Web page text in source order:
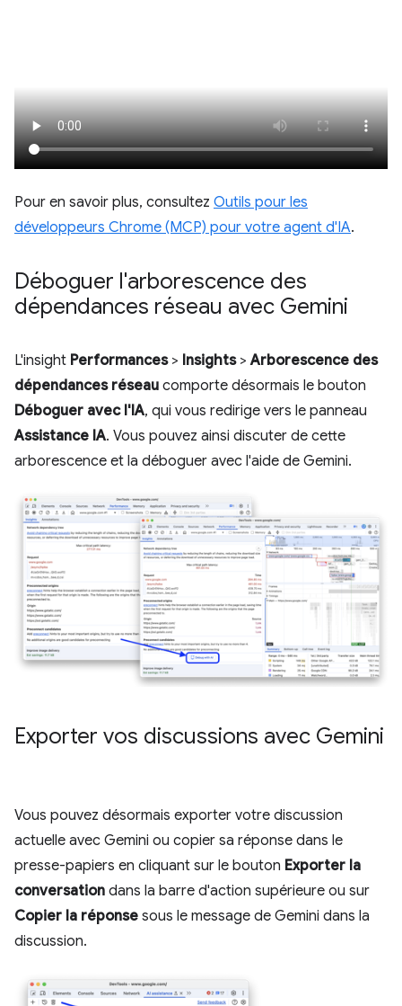
Pour en savoir plus, consultez Outils pour les
développeurs Chrome (MCP) pour votre agent d'IA.
Déboguer l'arborescence des
dépendances réseau avec Gemini
L'insight Performances> Insights>Arborescence des
dépendances réseau comporte désormais le bouton
Déboguer avec l'IA, qui vous redirige vers le panneau
Assistance IA. Vous pouvez ainsi discuter de cette
arborescence et la déboguer avec l'aide de Gemini.
Exporter vos discussions avec Gemini
Vous pouvez désormais exporter votre discussion
actuelle avec Gemini ou copier sa réponse dans le
presse-papiers en cliquant sur le bouton Exporter la
conversation dans la barre d'action supérieure ou sur
Copier la réponse sous le message de Gemini dans la
discussion.